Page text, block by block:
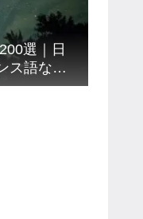
ア
選｜日
ス語など
】